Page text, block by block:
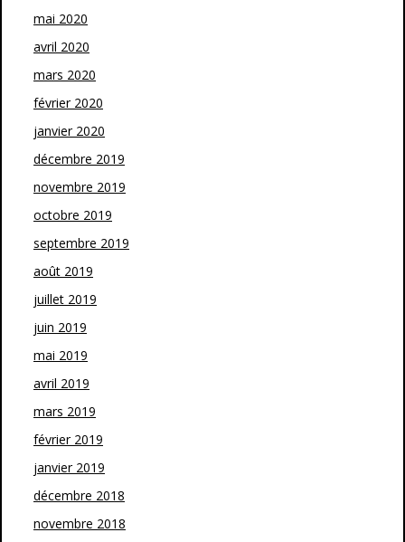
mai 2020
avril 2020
mars 2020
février 2020
janvier 2020
décembre 2019
novembre 2019
octobre 2019
septembre 2019
août 2019
juillet 2019
juin 2019
mai 2019
avril 2019
mars 2019
février 2019
janvier 2019
décembre 2018
novembre 2018